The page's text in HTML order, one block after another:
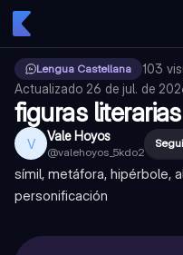
Lengua Castellana 103
Actualizado 26 de jul. de
figuras literarias
V Vale Hoyos
@valehoyos_5kdo2
símil, metáfora, hipérbole,
personificación